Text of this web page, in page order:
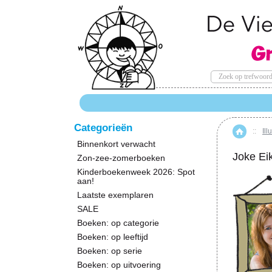
Home
::
Joke
Categorieën
Binnenkort verwacht
Zon-zee-zomerboeken
Kinderboekenweek 2026: Spot
aan!
Laatste exemplaren
SALE
Boeken: op categorie
Boeken: op leeftijd
Boeken: op serie
Boeken: op uitvoering